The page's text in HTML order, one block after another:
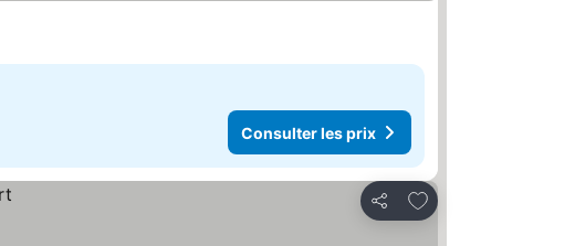
Consulter les prix
Partager
Ajouter à mes favoris